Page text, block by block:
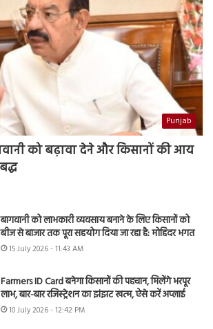
Punjab
को बढ़ावा देने और किसानों की आय
बागवानी को लाभकारी व्यवसाय बनाने के लिए किसानों को
बीज से बाजार तक पूरा सहयोग दिया जा रहा है: मोहिंदर भगत
15 July 2026 - 11:43 AM
Farmers ID Card बनेगा किसानों की पहचान, मिलेंगे भरपूर
लाभ, बार-बार रजिस्ट्रेशन का झंझट खत्म, ऐसे करें अप्लाई
10 July 2026 - 12:42 PM